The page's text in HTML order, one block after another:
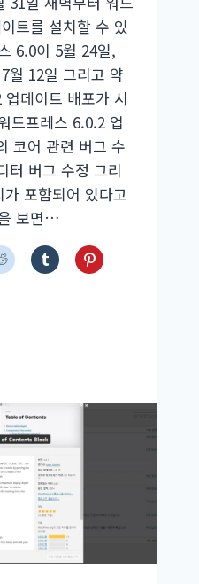
트를 설치할 수 있
6.0이 5월 24일,
월 12일 그리고 약
데이트 배포가 시
드프레스 6.0.2 업
코어 관련 버그 수
터 버그 수정 그리
포함되어 있다고
보면…